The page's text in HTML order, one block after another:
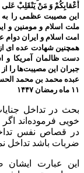
أَعْقابِكُمْ وَ مَنْ يَنْقَلِبْ عَلى‌
این مصیبت عظمی را به
ملت اسلام و مومنین و
امت اسلام و ایران
همچنین شهادت عده ای
دست ظالمان آمریکا و
جبران این مصیبت‌ها را
عبده محمد بن محمد
۱۱ ماه رمضان ۱۴۴۷
بحث در تداخل
خویی فرموده‌اند
در قصاص نفس
ضربات باشد تداخل
این عبارت